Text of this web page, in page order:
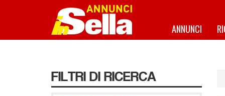
ANNUNCI
FILTRI DI RICERCA